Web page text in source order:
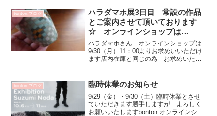
bonton.に（笑）...
bonton.ブログ
ハラダマホ展3日目 常設の作品
とご案内させて頂いております
☆ オンラインショップは
9/30（月）11：00より
ハラダマホさん オンラインショップは
9/30（月）11：00よりお求めいいただけ
ます店内在庫と同じの為 お求めいただ
日目です・・・が作品数が少なくマホさ
んと相談し...
bonton.ブログ 臨時休業のお知らせ
9/29（金）・9/30（土）臨時休業とさせ
ていただきます勝手しますが よろしく
お願いいたしますbonton.オンラインショ